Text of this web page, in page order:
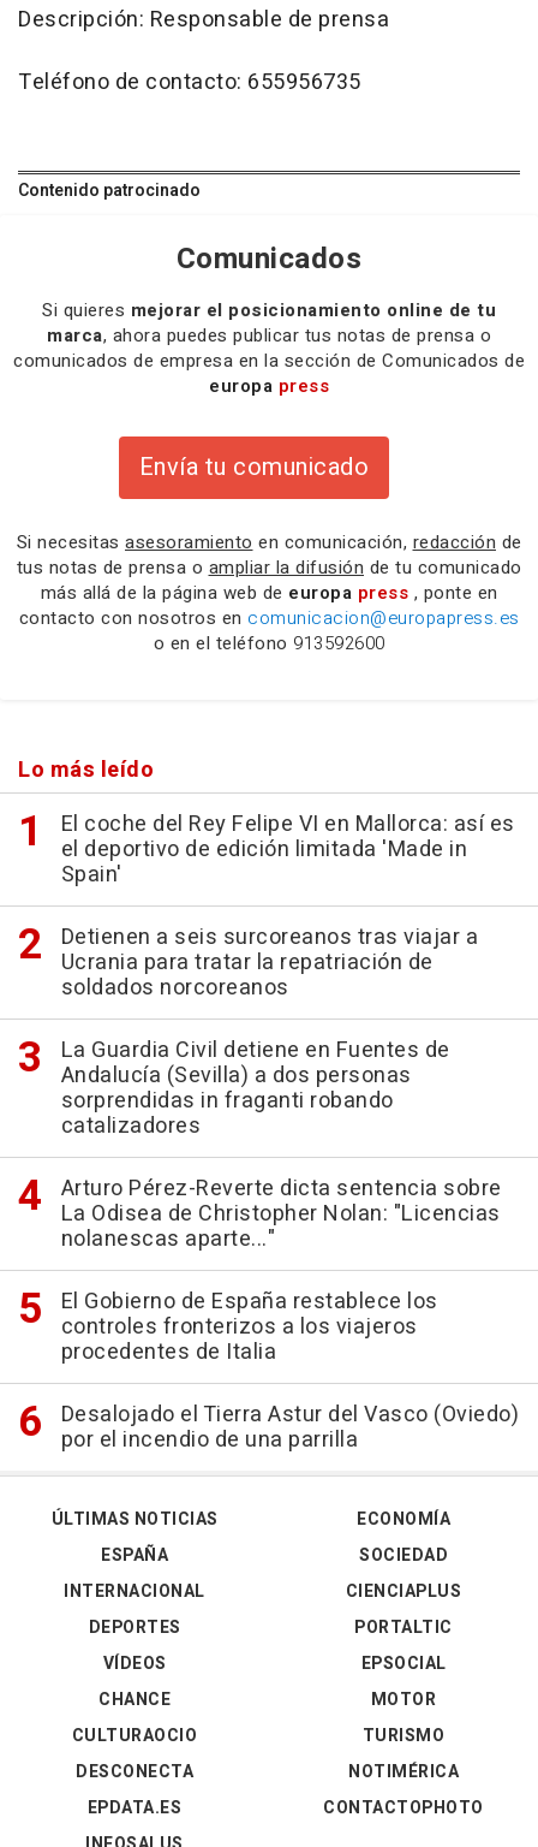
Descripción: Responsable de prensa
Teléfono de contacto: 655956735
Contenido patrocinado
Comunicados
Si quieres mejorar el posicionamiento online de tu
marca, ahora puedes publicar tus notas de prensa o
comunicados de empresa en la sección de Comunicados de
europa press
Envía tu comunicado
Si necesitas asesoramiento en comunicación, redacción de
tus notas de prensa o ampliar la difusión de tu comunicado
más allá de la página web de europa press , ponte en
contacto con nosotros en comunicacion@europapress.es
o en el teléfono 913592600
Lo más leído
El coche del Rey Felipe VI en Mallorca: así es
el deportivo de edición limitada 'Made in
Spain'
Detienen a seis surcoreanos tras viajar a
Ucrania para tratar la repatriación de
soldados norcoreanos
La Guardia Civil detiene en Fuentes de
Andalucía (Sevilla) a dos personas
sorprendidas in fraganti robando
catalizadores
Arturo Pérez-Reverte dicta sentencia sobre
La Odisea de Christopher Nolan: "Licencias
nolanescas aparte..."
El Gobierno de España restablece los
controles fronterizos a los viajeros
procedentes de Italia
Desalojado el Tierra Astur del Vasco (Oviedo)
por el incendio de una parrilla
ÚLTIMAS NOTICIAS
ESPAÑA
INTERNACIONAL
DEPORTES
VÍDEOS
ECONOMÍA
SOCIEDAD
CIENCIAPLUS
PORTALTIC
EPSOCIAL
CHANCE
CULTURAOCIO
DESCONECTA
EPDATA.ES
MOTOR
TURISMO
NOTIMÉRICA
CONTACTOPHOTO